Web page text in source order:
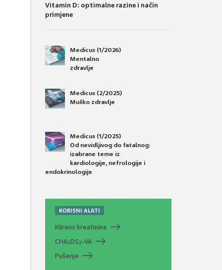
Vitamin D: optimalne razine i način
primjene
Medicus (1/2026)
Mentalno
zdravlje
Medicus (2/2025)
Muško zdravlje
Medicus (1/2025)
Od nevidljivog do fatalnog:
izabrane teme iz
kardiologije, nefrologije i
endokrinologije
KORISNI ALATI
Klirens kreatinina
CHA2DS2-VA
Pušenje